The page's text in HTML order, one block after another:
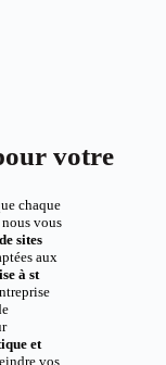
votre
chaque
vous
sites
aux
à st
et
vos